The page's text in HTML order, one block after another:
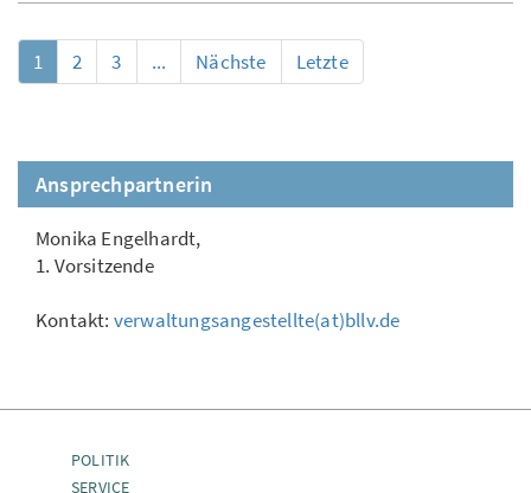
1 2 3 ... Nächste Letzte
Ansprechpartnerin
Monika Engelhardt,
1. Vorsitzende
Kontakt: verwaltungsangestellte(at)bllv.de
POLITIK
SERVICE